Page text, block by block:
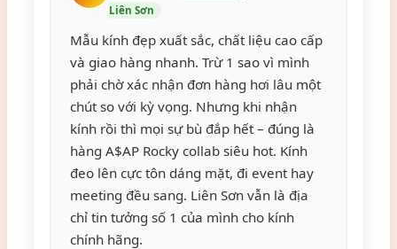
Liên Sơn
Mẫu kính đẹp xuất sắc, chất liệu cao cấp
và giao hàng nhanh. Trừ 1 sao vì mình
phải chờ xác nhận đơn hàng hơi lâu một
chút so với kỳ vọng. Nhưng khi nhận
kính rồi thì mọi sự bù đắp hết – đúng là
hàng A$AP Rocky collab siêu hot. Kính
đeo lên cực tôn dáng mặt, đi event hay
meeting đều sang. Liên Sơn vẫn là địa
chỉ tin tưởng số 1 của mình cho kính
chính hãng.